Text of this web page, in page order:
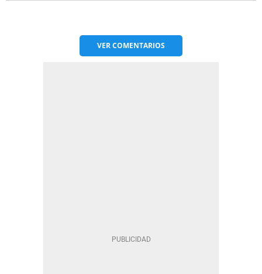
VERCOMENTARIOS